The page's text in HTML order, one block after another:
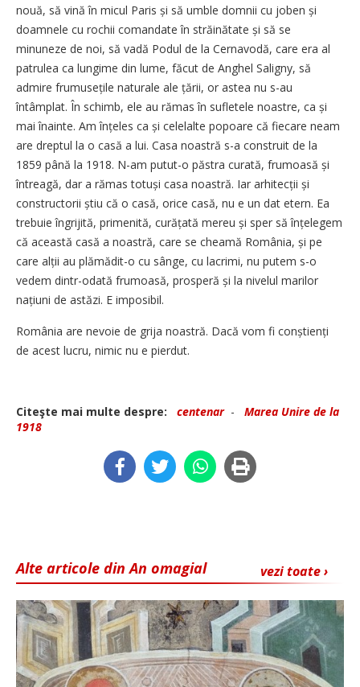
nouă, să vină în micul Paris și să umble domnii cu joben și
doamnele cu rochii comandate în străinătate și să se
minuneze de noi, să vadă Podul de la Cernavodă, care era al
patrulea ca lungime din lume, făcut de Anghel Saligny, să
admire fru­musețile naturale ale țării, or astea nu s-au
întâmplat. În schimb, ele au rămas în sufletele noastre, ca și
mai înainte. Am înțeles ca și celelalte popoare că fiecare neam
are dreptul la o casă a lui. Casa noastră s-a construit de la
1859 până la 1918. N-am putut-o păstra curată, frumoasă și
întreagă, dar a rămas totuși casa noastră. Iar arhitecții și
constructorii știu că o casă, orice casă, nu e un dat etern. Ea
trebuie îngrijită, primenită, curățată mereu și sper să înțelegem
că această casă a noastră, care se cheamă România, și pe
care alții au plămădit-o cu sânge, cu lacrimi, nu putem s-o
vedem dintr-odată frumoasă, prosperă și la nivelul marilor
națiuni de astăzi. E imposibil.
România are nevoie de grija noastră. Dacă vom fi conștienți
de acest lucru, nimic nu e pierdut.
Citeşte mai multe despre: centenar- Marea Unire de la
1918
vezi toate ›
Alte articole din An omagial